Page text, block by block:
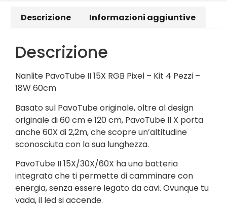
Descrizione Informazioni aggiuntive
Descrizione
Nanlite PavoTube II 15X RGB Pixel – Kit 4 Pezzi –
18W 60cm
Basato sul PavoTube originale, oltre al design
originale di 60 cm e 120 cm, PavoTube II X porta
anche 60X di 2,2m, che scopre un’altitudine
sconosciuta con la sua lunghezza.
PavoTube II 15X/30X/60X ha una batteria
integrata che ti permette di camminare con
energia, senza essere legato da cavi. Ovunque tu
vada, il led si accende.